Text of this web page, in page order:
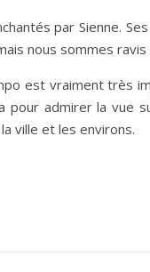
par Sienne.
nous sommes
est vraiment très
pour admirer la vue
ville et les environs.